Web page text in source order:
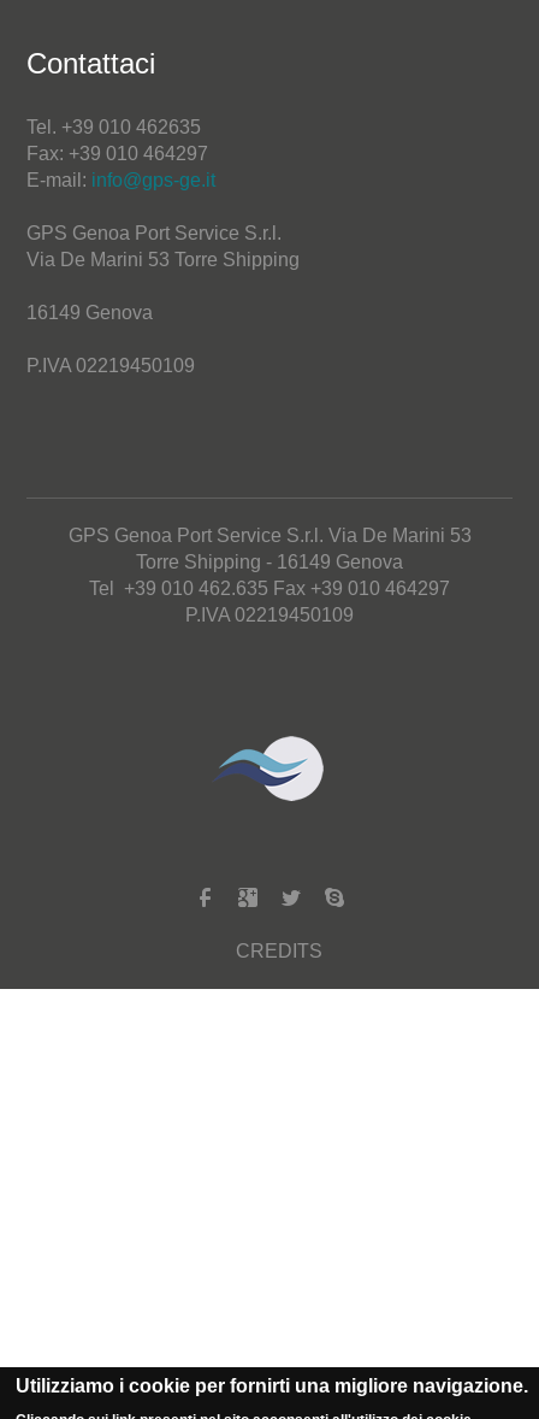
Contattaci
Tel. +39 010 462635
Fax: +39 010 464297
E-mail: info@gps-ge.it
GPS Genoa Port Service S.r.l.
Via De Marini 53 Torre Shipping
16149 Genova
P.IVA 02219450109
GPS Genoa Port Service S.r.l. Via De Marini 53
Torre Shipping - 16149 Genova
Tel +39 010 462.635 Fax +39 010 464297
P.IVA 02219450109
CREDITS
Utilizziamo i cookie per fornirti una migliore navigazione.